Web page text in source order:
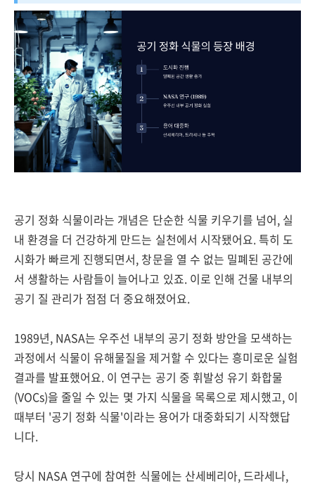
공기 정화 식물이라는 개념은 단순한 식물 키우기를 넘어, 실
내 환경을 더 건강하게 만드는 실천에서 시작됐어요. 특히 도
시화가 빠르게 진행되면서, 창문을 열 수 없는 밀폐된 공간에
서 생활하는 사람들이 늘어나고 있죠. 이로 인해 건물 내부의
공기 질 관리가 점점 더 중요해졌어요.
1989년, NASA는 우주선 내부의 공기 정화 방안을 모색하는
과정에서 식물이 유해물질을 제거할 수 있다는 흥미로운 실험
결과를 발표했어요. 이 연구는 공기 중 휘발성 유기 화합물
(VOCs)을 줄일 수 있는 몇 가지 식물을 목록으로 제시했고, 이
때부터 '공기 정화 식물'이라는 용어가 대중화되기 시작했답
니다.
당시 NASA 연구에 참여한 식물에는 산세베리아, 드라세나,